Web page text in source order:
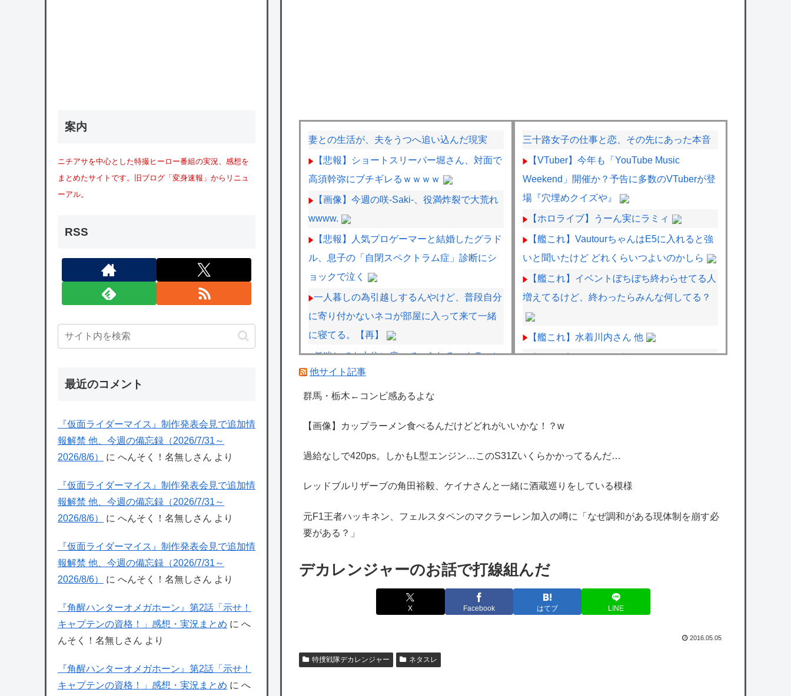
妻との生活が、夫をうつへ追い込んだ現実
【悲報】ショートスリーパー堀さん、対面で
高須幹弥にブチギレるｗｗｗｗ
【画像】今週の咲-Saki-、役満炸裂で大荒れ
wwww.
【悲報】人気プロゲーマーと結婚したグラド
ル、息子の「自閉スペクトラム症」診断にシ
ョックで泣く
一人暮しの為引越しするんやけど、普段自分
に寄り付かないネコが部屋に入って来て一緒
に寝てる。【再】
低迷しても上位に戻ってこられるマクラーレ
ンと戻ってこられないウィリアムズは何が違
うの
のS31Zいくらかかってるんだ…
レッドブルリザーブの角田裕毅、ケイナさん
海外「日本は特別！」日本の地震支援を申し
出たあの親日経営者に海外が大騒ぎ
海外「勘弁して！」米国人が最も恐れる日本
韓国人「実は日本経済を支えて生かしている
のは韓国人である理由がこちら…」→「日本
も感謝してるらしい…（ﾌﾞﾙﾌﾞﾙ」＝韓国の反
本地震直後の日本の対応のスピードに世界が
三十路女子の仕事と恋、その先にあった本音
【VTuber】今年も「YouTube Music
Weekend」開催か？予告に多数のVTuberが登
場『穴埋めクイズや』
【ホロライブ】うーん実にラミィ
【艦これ】VautourちゃんはE5に入れると強
いと聞いたけど どれくらいつよいのかしら
【艦これ】イベントぼちぼち終わらせてる人
増えてるけど、終わったらみんな何してる？
【艦これ】水着川内さん 他
【学マス】AIライザに対抗して学マスもAIア
れて可哀想に…
ｗ
うｗｗｗｗｗ
【画像】漫画読んでて「生々しいな･･･」と
思った描写ｗｗｗｗ
他サイト記事
群馬・栃木←コンビ感あるよな
【画像】カップラーメン食べるんだけどどれがいいかな！？w
過給なしで420ps。しかもL型エンジン…このS31Zいくらかかってるんだ…
レッドブルリザーブの角田裕毅、ケイナさんと一緒に酒蔵巡りをしている模様
元F1王者ハッキネン、フェルスタペンのマクラーレン加入の噂に「なぜ調和がある現体制を崩す必
要がある？」
デカレンジャーのお話で打線組んだ
X Facebook はてブ LINE
2016.05.05
特捜戦隊デカレンジャー ネタスレ
案内
ニチアサを中心とした特撮ヒーロー番組の実況、感想を
まとめたサイトです。旧ブログ「変身速報」からリニュ
ーアル。
RSS
最近のコメント
『仮面ライダーマイス』制作発表会見で追加情
報解禁 他、今週の備忘録（2026/7/31～
2026/8/6）
に へんそく！名無しさん より
『仮面ライダーマイス』制作発表会見で追加情
報解禁 他、今週の備忘録（2026/7/31～
2026/8/6）
に へんそく！名無しさん より
『仮面ライダーマイス』制作発表会見で追加情
報解禁 他、今週の備忘録（2026/7/31～
2026/8/6）
に へんそく！名無しさん より
『角醒ハンターオメガホーン』第2話「示せ！
キャプテンの資格！」感想・実況まとめ に へ
んそく！名無しさん より
『角醒ハンターオメガホーン』第2話「示せ！
キャプテンの資格！」感想・実況まとめ に へ